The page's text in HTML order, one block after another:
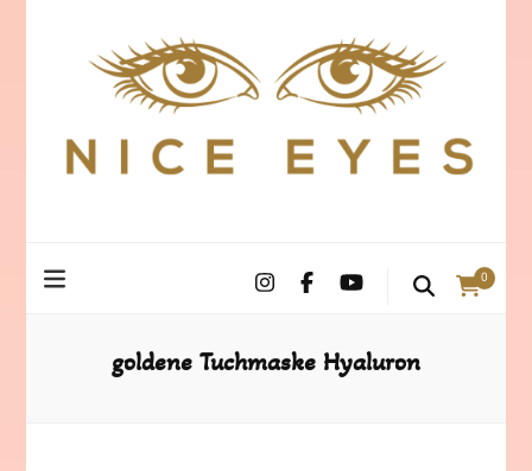
0
goldene Tuchmaske Hyaluron